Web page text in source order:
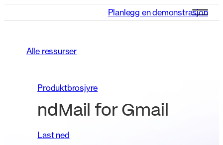
Planlegg en demonstrasjon
Alle ressurser
Produktbrosjyre
ndMail for Gmail
Last ned